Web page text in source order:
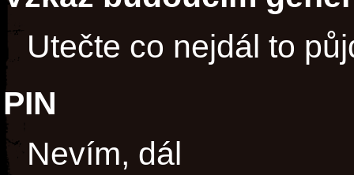
Utečte co nejdál to
PIN
Nevím, dál